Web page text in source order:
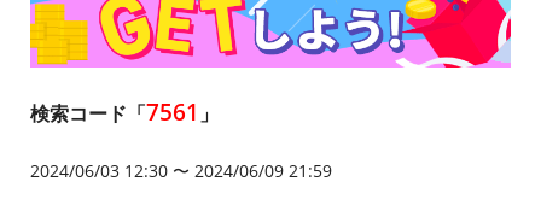
検索コード「7561 」
2024/06/03 12:30 〜 2024/06/09 21:59